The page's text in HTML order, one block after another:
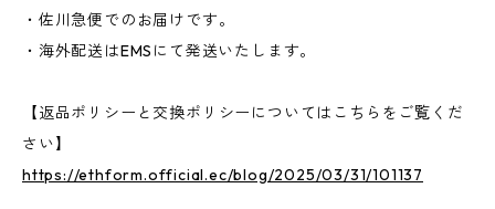
・佐川急便でのお届けです。
・海外配送はEMSにて発送いたします。
【返品ポリシーと交換ポリシーについてはこちらをご覧くだ
さい】
https://ethform.official.ec/blog/2025/03/31/101137